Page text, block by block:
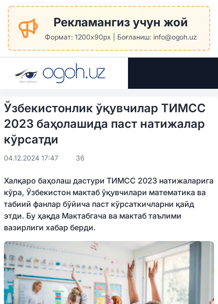
Рекламангиз учун жой
Формат: 1200x90px | Боғланиш: info@ogoh.uz
Ўзбекистонлик ўқувчилар ТИМСС
2023 баҳолашида паст натижалар
кўрсатди
04.12.2024 17:47 36
Халқаро баҳолаш дастури ТИМСС 2023 натижаларига
кўра, Ўзбекистон мактаб ўқувчилари математика ва
табиий фанлар бўйича паст кўрсаткичларни қайд
этди. Бу ҳақда Мактабгача ва мактаб таълими
вазирлиги хабар берди.